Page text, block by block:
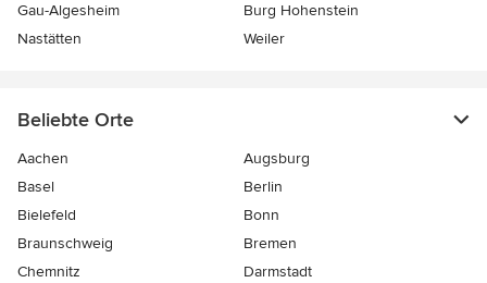
Gau-Algesheim
Burg Hohenstein
Nastätten
Weiler
Beliebte Orte
Aachen
Augsburg
Basel
Berlin
Bielefeld
Bonn
Braunschweig
Bremen
Chemnitz
Darmstadt